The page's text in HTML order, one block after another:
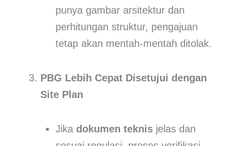
punya gambar arsitektur dan
perhitungan struktur, pengajuan
tetap akan mentah-mentah ditolak.
PBG Lebih Cepat Disetujui dengan
Site Plan
Jika dokumen teknis jelas dan